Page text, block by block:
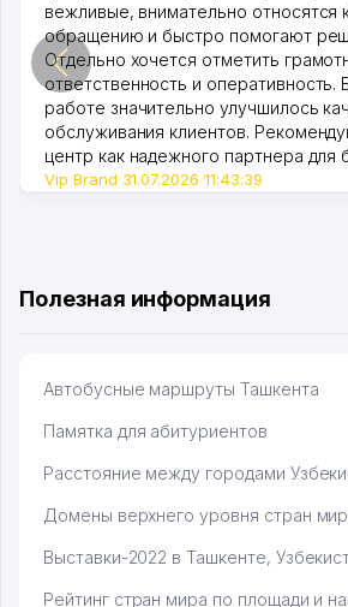
вежливые, внимательно относятся
обращению и быстро помогают
Отдельно хочется отметить
ответственность и оперативность.
работе значительно улучшилось
обслуживания клиентов.
центр как надежного партнера для
Vip Brand 31.07.2026 11:43:39
Полезная информация
Автобусные маршруты Ташкента
Памятка для абитуриентов
Расстояние между городами
Домены верхнего уровня стран
Выставки-2022 в Ташкенте,
Рейтинг стран мира по площади и